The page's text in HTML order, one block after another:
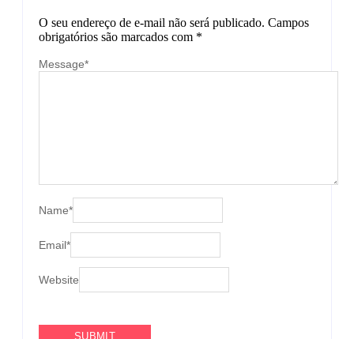
O seu endereço de e-mail não será publicado. Campos
obrigatórios são marcados com *
Message*
Name*
Email*
Website